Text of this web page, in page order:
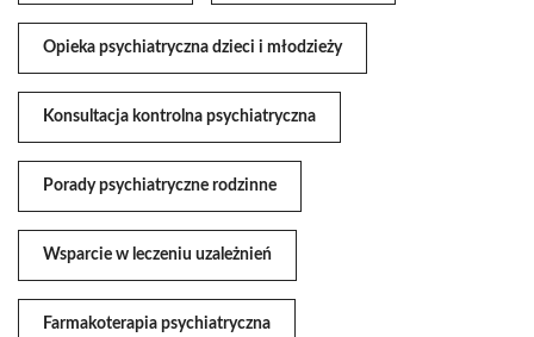
Opieka psychiatryczna dzieci i młodzieży
Konsultacja kontrolna psychiatryczna
Porady psychiatryczne rodzinne
Wsparcie w leczeniu uzależnień
Farmakoterapia psychiatryczna